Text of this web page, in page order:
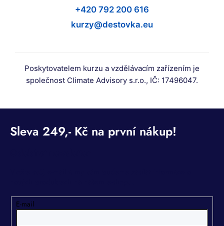
+420 792 200 616
kurzy@destovka.eu
Poskytovatelem kurzu a vzdělávacím zařízením je
společnost Climate Advisory s.r.o., IČ: 17496047.
E-mail